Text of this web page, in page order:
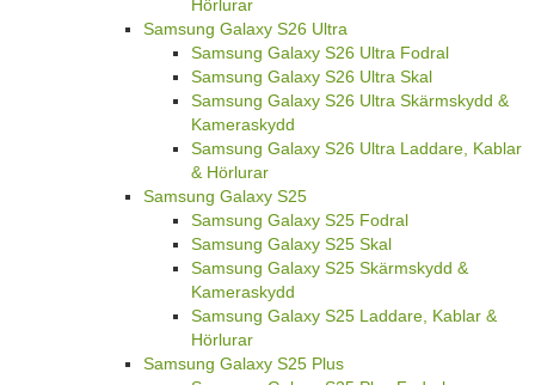
Hörlurar
Samsung Galaxy S26 Ultra
Samsung Galaxy S26 Ultra Fodral
Samsung Galaxy S26 Ultra Skal
Samsung Galaxy S26 Ultra Skärmskydd &
Kameraskydd
Samsung Galaxy S26 Ultra Laddare, Kablar
& Hörlurar
Samsung Galaxy S25
Samsung Galaxy S25 Fodral
Samsung Galaxy S25 Skal
Samsung Galaxy S25 Skärmskydd &
Kameraskydd
Samsung Galaxy S25 Laddare, Kablar &
Hörlurar
Samsung Galaxy S25 Plus